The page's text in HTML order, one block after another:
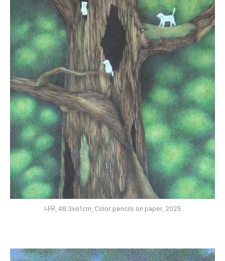
나무, 48.3x61cm, Color pencils on paper, 2025